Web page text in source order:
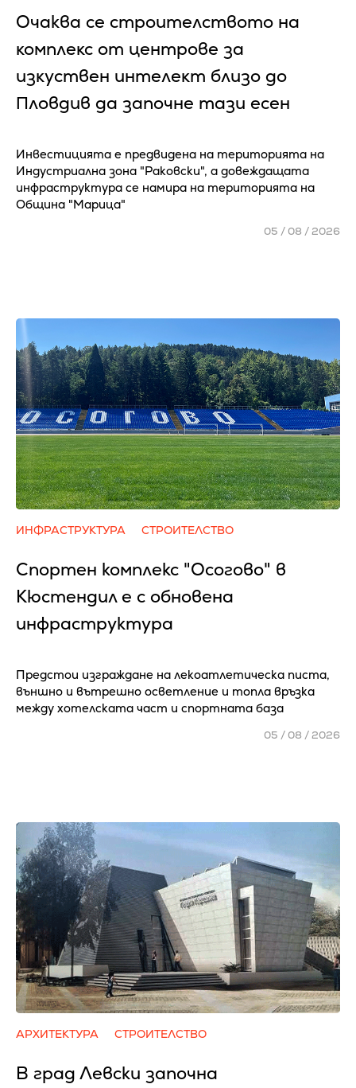
Очаква се cтpoитeлcтвoтo нa
ĸoмплeĸc oт цeнтpoвe зa
изĸycтвeн интeлeĸт близo дo
Πлoвдив да зaпoчнe тaзи eceн
Инвестицията е предвидена на територията на
Индустриална зона "Раковски", а довеждащата
инфраструктура се намира на територията на
Община "Марица"
05 / 08 / 2026
ИНФРАСТРУКТУРА СТРОИТЕЛСТВО
Спортен комплекс "Осогово" в
Кюстендил е с обновена
инфраструктура
Предстои изграждане на лекоатлетическа писта,
външно и вътрешно осветление и топла връзка
между хотелската част и спортната база
05 / 08 / 2026
АРХИТЕКТУРА СТРОИТЕЛСТВО
В град Левски започна